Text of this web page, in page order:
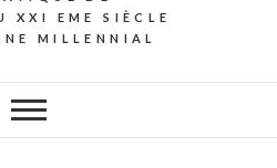
XXI EME SIÈCLE
MILLENNIAL